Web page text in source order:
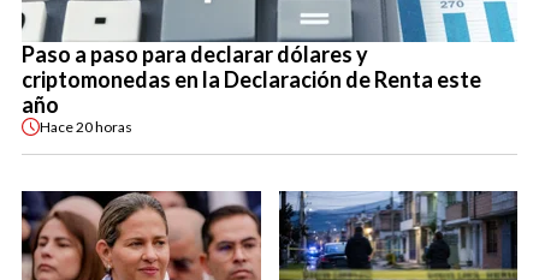
Paso a paso para declarar dólares y
criptomonedas en la Declaración de Renta este
año
Hace20 horas